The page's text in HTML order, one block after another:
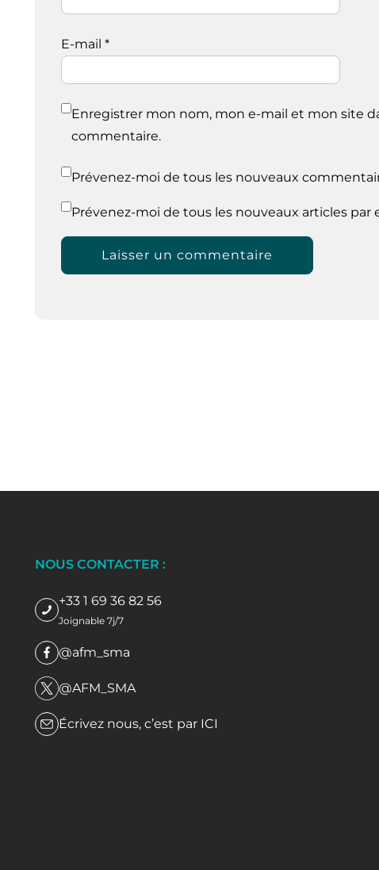
E-mail *
Enregistrer mon nom, mon e-mail et mon site
commentaire.
Prévenez-moi de tous les nouveaux
Prévenez-moi de tous les nouveaux articles par
NOUS CONTACTER :
+33 1 69 36 82 56
Joignable 7j/7
@afm_sma
@AFM_SMA
Écrivez nous, c’est par ICI